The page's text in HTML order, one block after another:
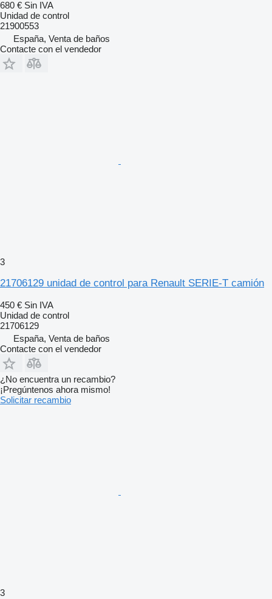
680 € Sin IVA
Unidad de control
21900553
España, Venta de baños
Contacte con el vendedor
3
21706129 unidad de control para Renault SERIE-T camión
450 € Sin IVA
Unidad de control
21706129
España, Venta de baños
Contacte con el vendedor
¿No encuentra un recambio?
¡Pregúntenos ahora mismo!
Solicitar recambio
3